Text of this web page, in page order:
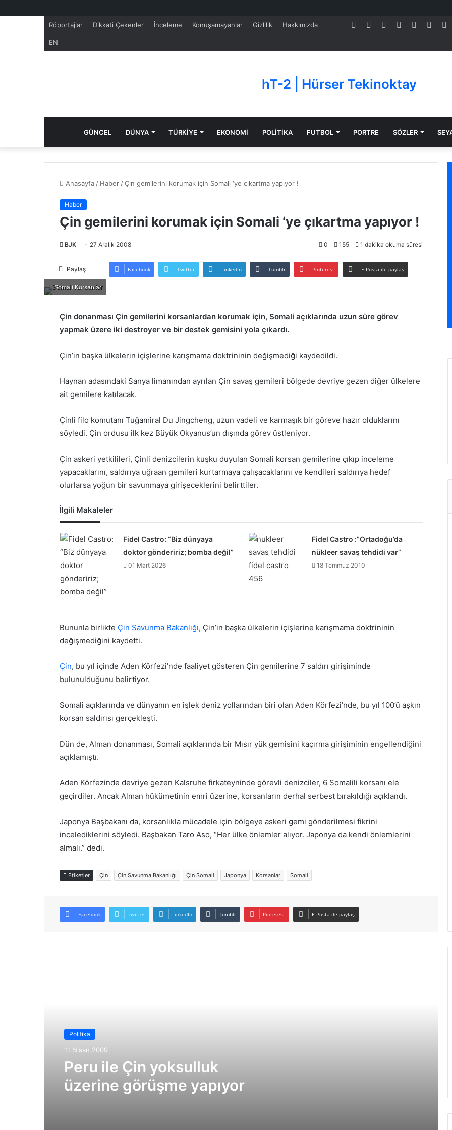
Röportajlar Dikkati Çekenler İnceleme Konuşamayanlar Gizlilik Hakkımızda
EN
YouTube
LinkedIn
Pinterest
Twitter
Facebook
hT-2 | Hürser Tekinoktay
GÜNCEL DÜNYA TÜRKİYE EKONOMİ POLİTİKA FUTBOL PORTRE SÖZLER
Anasayfa / Haber /Çin gemilerini korumak için Somali ‘ye çıkartma yapıyor !
Haber
Çin gemilerini korumak için Somali ‘ye çıkartma yapıyor !
BJK 27 Aralık 2008 0 155 1 dakika okuma süresi
Paylaş Facebook Twitter LinkedIn Tumblr Pinterest E-Posta ile paylaş
Somali Korsanlar
Çin donanması Çin gemilerini korsanlardan korumak için, Somali açıklarında uzun süre görev
yapmak üzere iki destroyer ve bir destek gemisini yola çıkardı.
Çin’in başka ülkelerin içişlerine karışmama doktrininin değişmediği kaydedildi.
Haynan adasındaki Sanya limanından ayrılan Çin savaş gemileri bölgede devriye gezen diğer ülkelere
ait gemilere katılacak.
Çinli filo komutanı Tuğamiral Du Jingcheng, uzun vadeli ve karmaşık bir göreve hazır olduklarını
söyledi. Çin ordusu ilk kez Büyük Okyanus’un dışında görev üstleniyor.
Çin askeri yetkilileri, Çinli denizcilerin kuşku duyulan Somali korsan gemilerine çıkıp inceleme
yapacaklarını, saldırıya uğraan gemileri kurtarmaya çalışacaklarını ve kendileri saldırıya hedef
olurlarsa yoğun bir savunmaya girişeceklerini belirttiler.
İlgili Makaleler
Fidel Castro: “Biz dünyaya
doktor göndeririz; bomba değil”
01 Mart 2026
Fidel Castro :”Ortadoğu’da
nükleer savaş tehdidi var”
18 Temmuz 2010
Bununla birlikte Çin Savunma Bakanlığı, Çin’in başka ülkelerin içişlerine karışmama doktrininin
değişmediğini kaydetti.
Çin, bu yıl içinde Aden Körfezi’nde faaliyet gösteren Çin gemilerine 7 saldırı girişiminde
bulunulduğunu belirtiyor.
Somali açıklarında ve dünyanın en işlek deniz yollarından biri olan Aden Körfezi’nde, bu yıl 100’ü aşkın
korsan saldırısı gerçekleşti.
Dün de, Alman donanması, Somali açıklarında bir Mısır yük gemisini kaçırma girişiminin engellendiğini
açıklamıştı.
Aden Körfezinde devriye gezen Kalsruhe firkateyninde görevli denizciler, 6 Somalili korsanı ele
geçirdiler. Ancak Alman hükümetinin emri üzerine, korsanların derhal serbest bırakıldığı açıklandı.
Japonya Başbakanı da, korsanlıkla mücadele için bölgeye askeri gemi gönderilmesi fikrini
incelediklerini söyledi. Başbakan Taro Aso, “Her ülke önlemler alıyor. Japonya da kendi önlemlerini
almalı.” dedi.
Etiketler Çin Çin Savunma Bakanlığı Çin Somali Japonya Korsanlar Somali
Facebook Twitter LinkedIn Tumblr Pinterest E-Posta ile paylaş
Politika
11 Nisan 2009
Peru ile Çin yoksulluk
üzerine görüşme yapıyor